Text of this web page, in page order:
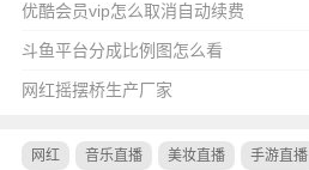
优酷会员vip怎么取消自动续费
斗鱼平台分成比例图怎么看
网红摇摆桥生产厂家
网红 音乐直播 美妆直播 手游直播